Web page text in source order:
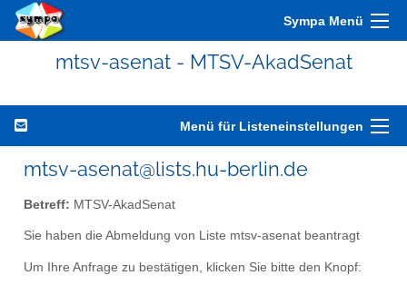
Sympa Menü
mtsv-asenat - MTSV-AkadSenat
Menü für Listeneinstellungen
mtsv-asenat@lists.hu-berlin.de
Betreff: MTSV-AkadSenat
Sie haben die Abmeldung von Liste mtsv-asenat beantragt
Um Ihre Anfrage zu bestätigen, klicken Sie bitte den Knopf: